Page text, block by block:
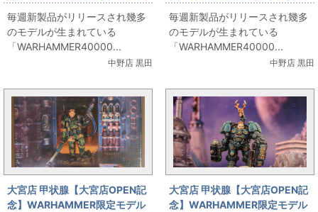
「GOFF ROCKER ゴフ・ロッカ
ー」出します！
毎週新製品がリリースされ幾多
のモデルが生まれている
「WARHAMMER40000...
中野店 黒田
「ABHORRANT GHOUL KING
WITH CROWN OF DELUSION
アボーラント・グールキング/虚
妄の王冠装備」出します！
毎週新製品がリリースされ幾多
のモデルが生まれている
「WARHAMMER40000...
中野店 黒田
大宮店 甲状腺【大宮店OPEN記
念】WARHAMMER限定モデル
大宮店 甲状腺【大宮店OPEN記
念】WARHAMMER限定モデル